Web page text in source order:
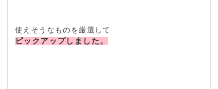
使えそうなものを厳選して
ピックアップしました。